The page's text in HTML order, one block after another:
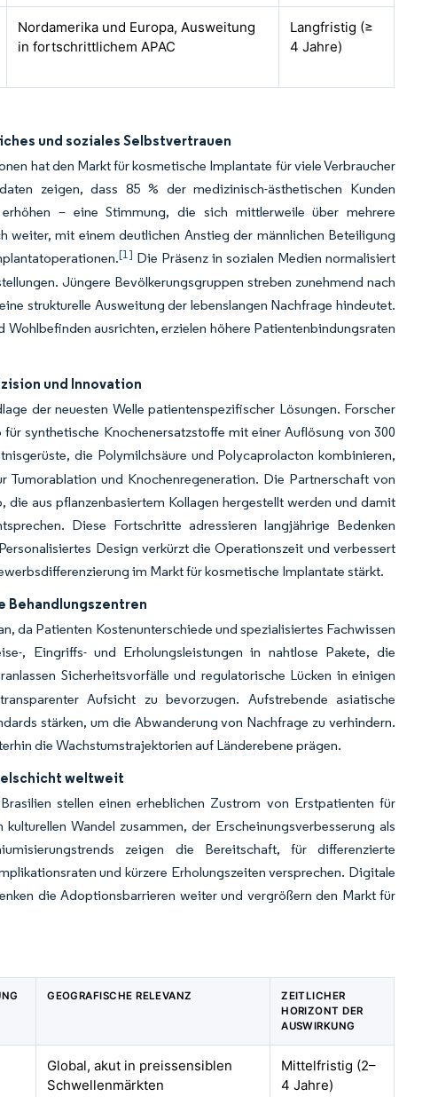
Nordamerika und Europa, Ausweitung
in fortschrittlichem APAC
Langfristig (≥
4 Jahre)
und soziales Selbstvertrauen
hat den Markt für kosmetische Implantate für viele Verbraucher
zeigen, dass 85 % der medizinisch-ästhetischen Kunden
– eine Stimmung, die sich mittlerweile über mehrere
weiter, mit einem deutlichen Anstieg der männlichen Beteiligung
[1] Die Präsenz in sozialen Medien normalisiert
Jüngere Bevölkerungsgruppen streben zunehmend nach
strukturelle Ausweitung der lebenslangen Nachfrage hindeutet.
ausrichten, erzielen höhere Patientenbindungsraten
und Innovation
der neuesten Welle patientenspezifischer Lösungen. Forscher
synthetische Knochenersatzstoffe mit einer Auflösung von 300
die Polymilchsäure und Polycaprolacton kombinieren,
und Knochenregeneration. Die Partnerschaft von
aus pflanzenbasiertem Kollagen hergestellt werden und damit
Diese Fortschritte adressieren langjährige Bedenken
Design verkürzt die Operationszeit und verbessert
im Markt für kosmetische Implantate stärkt.
Behandlungszentren
da Patienten Kostenunterschiede und spezialisiertes Fachwissen
, Eingriffs- und Erholungsleistungen in nahtlose Pakete, die
Sicherheitsvorfälle und regulatorische Lücken in einigen
Aufsicht zu bevorzugen. Aufstrebende asiatische
stärken, um die Abwanderung von Nachfrage zu verhindern.
die Wachstumstrajektorien auf Länderebene prägen.
weltweit
stellen einen erheblichen Zustrom von Erstpatienten für
Wandel zusammen, der Erscheinungsverbesserung als
zeigen die Bereitschaft, für differenzierte
und kürzere Erholungszeiten versprechen. Digitale
die Adoptionsbarrieren weiter und vergrößern den Markt für
GEOGRAFISCHE RELEVANZ
ZEITLICHER
HORIZONT DER
AUSWIRKUNG
Global, akut in preissensiblen
Schwellenmärkten
Mittelfristig (2–
4 Jahre)